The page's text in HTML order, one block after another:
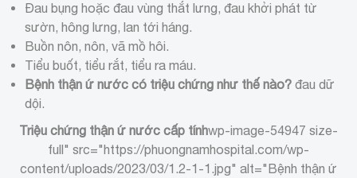
Đau bụng hoặc đau vùng thắt lưng, đau khởi phát từ
sườn, hông lưng, lan tới háng.
Buồn nôn, nôn, vã mồ hôi.
Tiểu buốt, tiểu rắt, tiểu ra máu.
Bệnh thận ứ nước có triệu chứng như thế nào? đau dữ
dội.
Triệu chứng thận ứ nước cấp tínhwp-image-54947 size-
full" src="https://phuongnamhospital.com/wp-
content/uploads/2023/03/1.2-1-1.jpg" alt="Bệnh thận ứ